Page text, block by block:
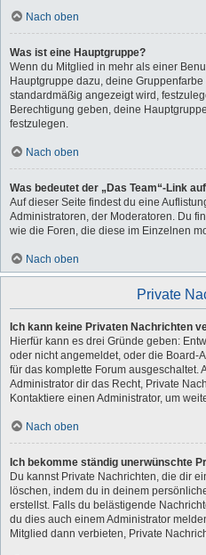
Nach oben
Was ist eine Hauptgruppe?
Wenn du Mitglied in mehr als einer
Hauptgruppe dazu, deine
standardmäßig angezeigt wird,
Berechtigung geben, deine
festzulegen.
Nach oben
Was bedeutet der „Das Team“-Link
Auf dieser Seite findest du eine
Administratoren, der Moderatoren. Du
wie die Foren, die diese im Einzelnen
Nach oben
Private
Ich kann keine Privaten Nachrichten
Hierfür kann es drei Gründe geben:
oder nicht angemeldet, oder die Board-
für das komplette Forum ausgeschaltet.
Administrator dir das Recht, Private
Kontaktiere einen Administrator, um
Nach oben
Ich bekomme ständig unerwünschte
Du kannst Private Nachrichten, die dir
löschen, indem du in deinem
erstellst. Falls du belästigende
du dies auch einem Administrator
Mitglied dann verbieten, Private